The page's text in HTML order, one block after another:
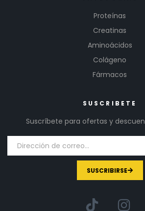
Proteínas
Creatinas
Aminoácidos
Colágeno
Fármacos
SUSCRIBETE
Suscríbete para ofertas y
SUSCRIBIRSE